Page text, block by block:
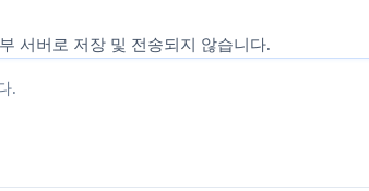
서버로 저장 및 전송되지 않습니다.
.